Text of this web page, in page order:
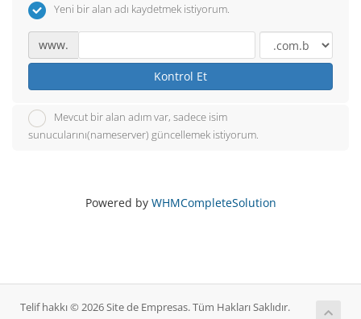
Yeni bir alan adı kaydetmek istiyorum.
www.
Kontrol Et
Mevcut bir alan adım var, sadece isim
sunucularını(nameserver) güncellemek istiyorum.
Powered by WHMCompleteSolution
Telif hakkı © 2026 Site de Empresas. Tüm Hakları Saklıdır.